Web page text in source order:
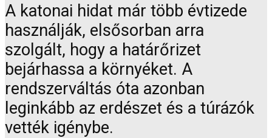
A katonai hidat már több évtizede
használják, elsősorban arra
szolgált, hogy a határőrizet
bejárhassa a környéket. A
rendszerváltás óta azonban
leginkább az erdészet és a túrázók
vették igénybe.